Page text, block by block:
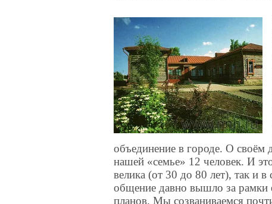
объединение в городе. О своём
нашей «семье» 12 человек. И
велика (от 30 до 80 лет), так
общение давно вышло за
планов. Мы созваниваемся